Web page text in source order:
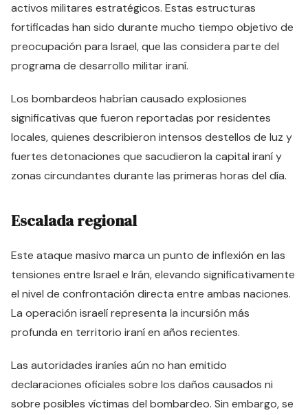
activos militares estratégicos. Estas estructuras
fortificadas han sido durante mucho tiempo objetivo de
preocupación para Israel, que las considera parte del
programa de desarrollo militar iraní.
Los bombardeos habrían causado explosiones
significativas que fueron reportadas por residentes
locales, quienes describieron intensos destellos de luz y
fuertes detonaciones que sacudieron la capital iraní y
zonas circundantes durante las primeras horas del día.
Escalada regional
Este ataque masivo marca un punto de inflexión en las
tensiones entre Israel e Irán, elevando significativamente
el nivel de confrontación directa entre ambas naciones.
La operación israelí representa la incursión más
profunda en territorio iraní en años recientes.
Las autoridades iraníes aún no han emitido
declaraciones oficiales sobre los daños causados ni
sobre posibles víctimas del bombardeo. Sin embargo, se